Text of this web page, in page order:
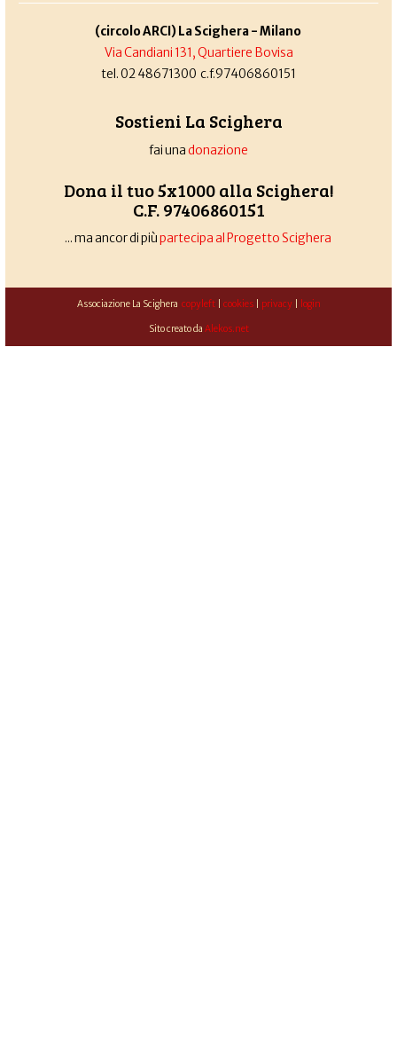
(circolo ARCI) La Scighera - Milano
Via Candiani 131, Quartiere Bovisa
tel. 02 48671300 c.f.97406860151
Sostieni La Scighera
fai unadonazione
Dona il tuo 5x1000 alla Scighera!
C.F. 97406860151
... ma ancor di piùpartecipa al Progetto Scighera
Associazione La Scighera copyleft| cookies| privacy| login
Sito creato da Alekos.net